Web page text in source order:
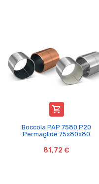

Boccola PAP 7580.P20
Permaglide 75x80x80
81,72 €